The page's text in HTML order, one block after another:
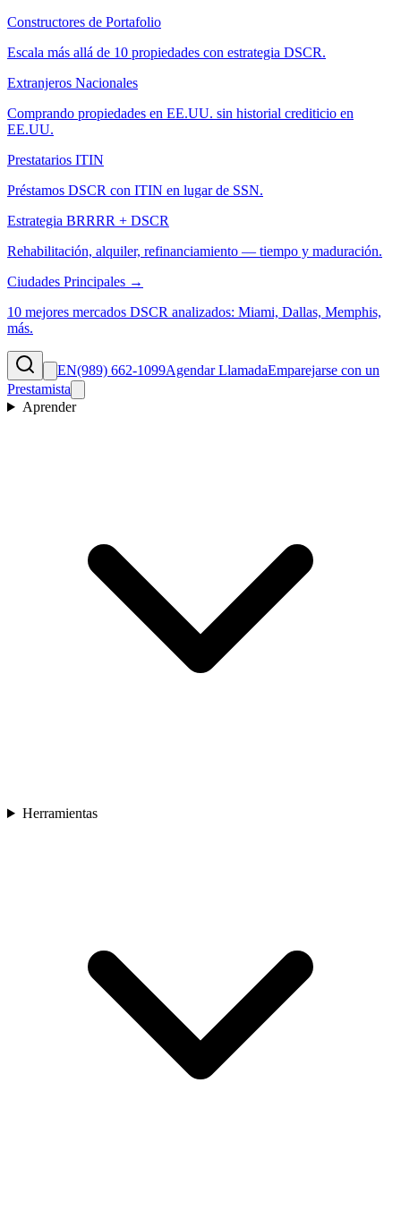
Constructores de Portafolio
Escala más allá de 10 propiedades con estrategia DSCR.
Extranjeros Nacionales
Comprando propiedades en EE.UU. sin historial crediticio en
EE.UU.
Prestatarios ITIN
Préstamos DSCR con ITIN en lugar de SSN.
Estrategia BRRRR + DSCR
Rehabilitación, alquiler, refinanciamiento — tiempo y maduración.
Ciudades Principales →
10 mejores mercados DSCR analizados: Miami, Dallas, Memphis,
más.
EN(989) 662-1099Agendar LlamadaEmparejarse con un
Prestamista
Aprender
Herramientas